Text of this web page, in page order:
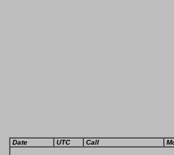
Date UTC Call